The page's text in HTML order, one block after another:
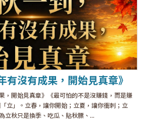
有沒有成果，開始見真章》
，開始見真章》《最可怕的不是沒賺錢，而是賺
立」。立春，讓你開始；立夏，讓你衝刺；立
立秋只是換季、吃瓜、貼秋膘、...